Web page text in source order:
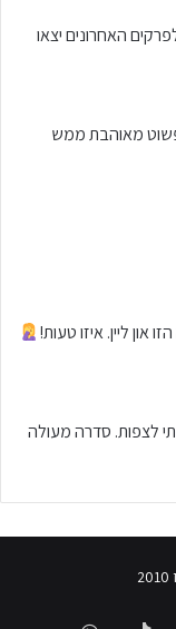
האחרונים יצאו
מאוהבת ממש
ליין. איזו טעות!
לצפות. סדרה מעולה